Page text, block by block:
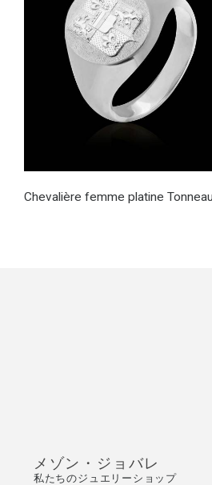
Chevalière femme platine Tonneau
メゾン・ジョバレ
私たちのジュエリーショップ